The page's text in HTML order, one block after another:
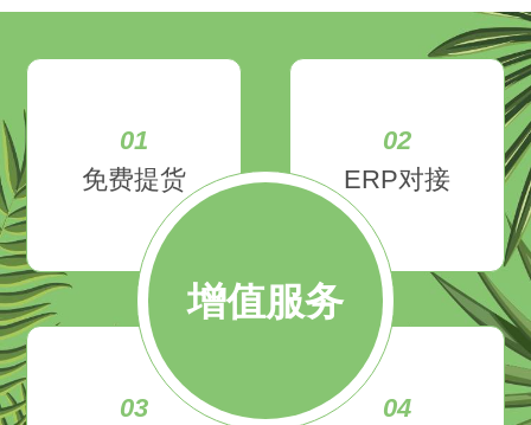
增值服务
01
免费提货
02
ERP对接
03
04